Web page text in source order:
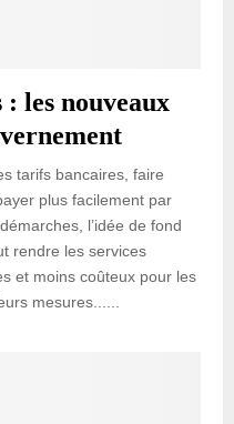
: les nouveaux
tarifs bancaires, faire
plus facilement par
l’idée de fond
rendre les services
et moins coûteux pour les
mesures......